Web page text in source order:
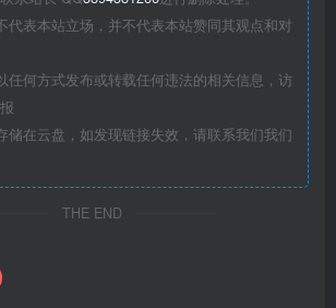
代表本站立场，并不代表本站赞同其观点和对
任何方式发布或转载任何违法的相关信息，访
储在云盘，如发现链接失效，请联系我们我们
THE END